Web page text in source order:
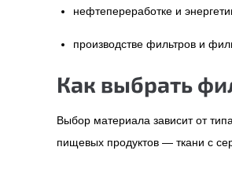
нефтепереработке и
производстве фильтров и
Как выбрать
Выбор материала зависит от
пищевых продуктов — ткани с